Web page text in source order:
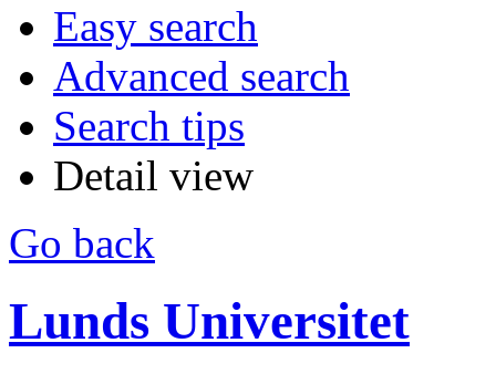
Easy search
Advanced search
Search tips
Detail view
Go back
Lunds Universitet